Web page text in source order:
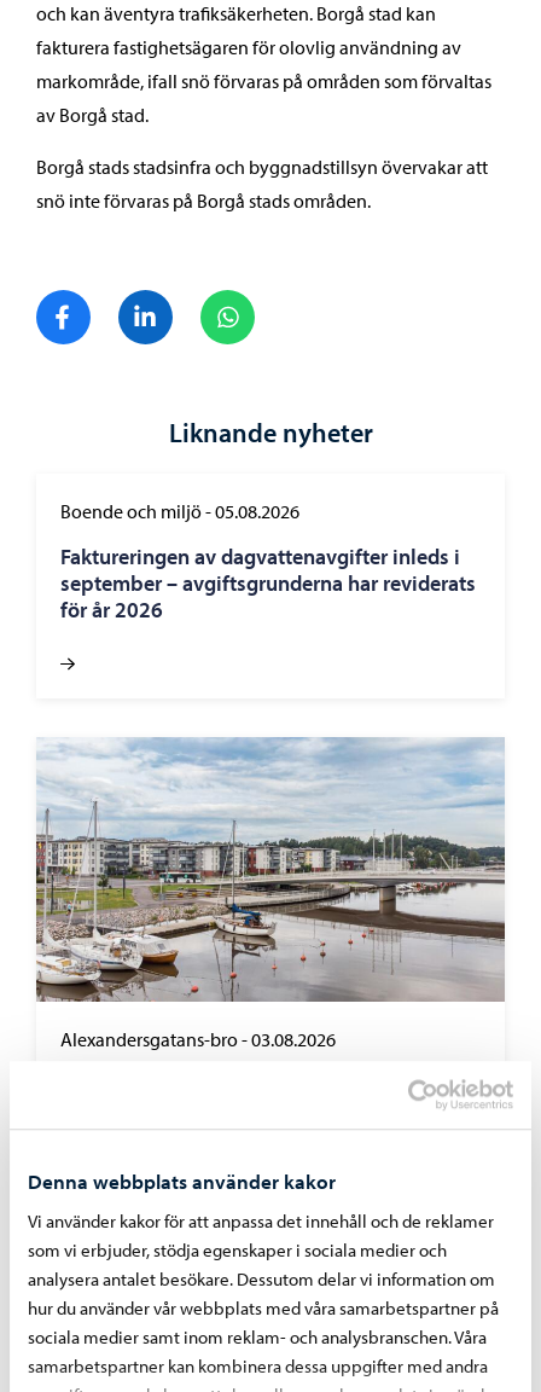
Denna webbplats använder kakor
Vi använder kakor för att anpassa det innehåll och de reklamer
som vi erbjuder, stödja egenskaper i sociala medier och
analysera antalet besökare. Dessutom delar vi information om
hur du använder vår webbplats med våra samarbetspartner på
sociala medier samt inom reklam- och analysbranschen. Våra
samarbetspartner kan kombinera dessa uppgifter med andra
och kan äventyra trafiksäkerheten. Borgå stad kan
fakturera fastighetsägaren för olovlig användning av
markområde, ifall snö förvaras på områden som förvaltas
av Borgå stad.
Borgå stads stadsinfra och byggnadstillsyn övervakar att
snö inte förvaras på Borgå stads områden.
Dela på FacebookDela på LinkedIn
Liknande nyheter
Boende och miljö-05.08.2026
Faktureringen av dagvattenavgifter inleds i
september – avgiftsgrunderna har reviderats
för år 2026
Alexandersgatans-bro-03.08.2026
Alexandersgatans bro öppnas för trafik